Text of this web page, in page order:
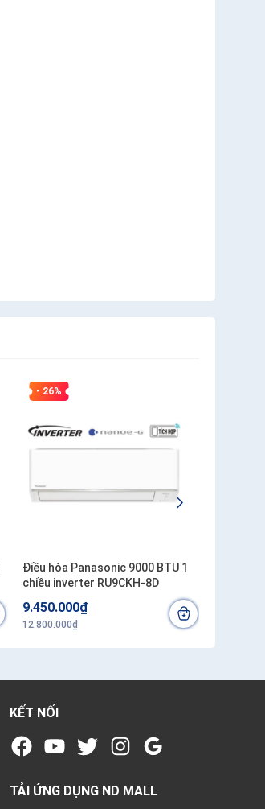
- 26%
Điều hòa Panasonic 9000 BTU 1
chiều inverter RU9CKH-8D
9.450.000₫
12.800.000₫
KẾT NỐI
TẢI ỨNG DỤNG ND MALL